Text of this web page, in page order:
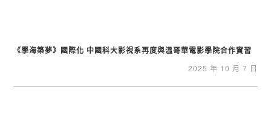
《學海築夢》國際化 中國科大影視系再度與溫哥華電影學院合作實習
2025 年 10 月 7 日